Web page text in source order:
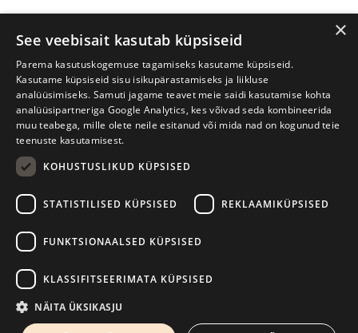
Prima Vista kirjandusfestival
+372 56906836
Kodulehe tegemine - AMA
×
See veebisait kasutab küpsiseid
Parema kasutuskogemuse tagamiseks kasutame küpsiseid.
Kasutame küpsiseid sisu isikupärastamiseks ja liikluse
analüüsimiseks. Samuti jagame teavet meie saidi kasutamise kohta
analüüsipartneriga Google Analytics, kes võivad seda kombineerida
muu teabega, mille olete neile esitanud või mida nad on kogunud teie
teenuste kasutamisest.
KOHUSTUSLIKUD KÜPSISED
STATISTILISED KÜPSISED REKLAAMIKÜPSISED
FUNKTSIONAALSED KÜPSISED
KLASSIFITSEERIMATA KÜPSISED
NÄITA ÜKSIKASJU